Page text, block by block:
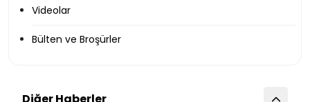
Videolar
Bülten ve Broşürler